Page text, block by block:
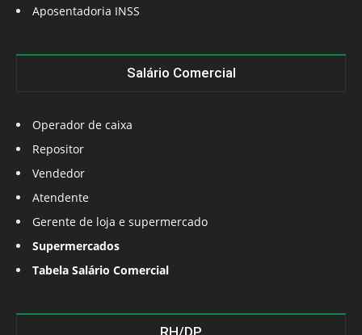
Aposentadoria INSS
Salário Comercial
Operador de caixa
Repositor
Vendedor
Atendente
Gerente de loja e supermercado
Supermercados
Tabela Salário Comercial